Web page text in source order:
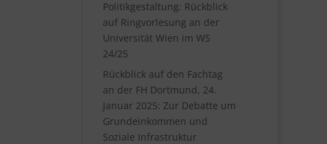
Politikgestaltung: Rückblick
auf Ringvorlesung an der
Universität Wien im WS
24/25
Rückblick auf den Fachtag
an der FH Dortmund, 24.
Januar 2025: Zur Debatte um
Grundeinkommen und
Soziale Infrastruktur